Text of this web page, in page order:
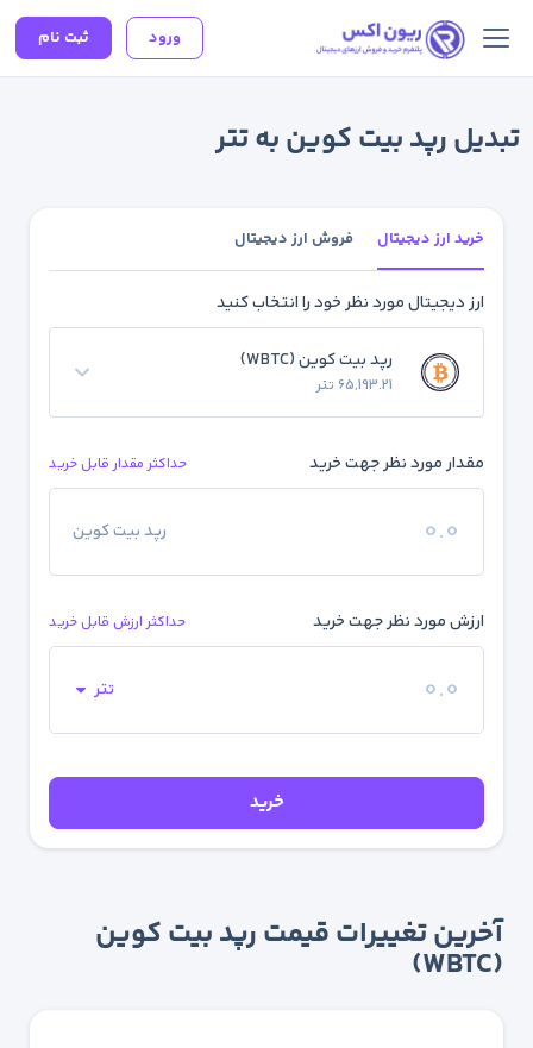
ورود ثبت نام
تبدیل رپد بیت کوین به تتر
خرید ارز دیجیتال فروش ارز دیجیتال
ارز دیجیتال مورد نظر خود را انتخاب کنید
رپد بیت کوین (WBTC)
65,193.21 تتر
مقدار مورد نظر جهت خرید حداکثر مقدار قابل خرید
رپد بیت کوین
ارزش مورد نظر جهت خرید حداکثر ارزش قابل خرید
تتر
خرید
آخرین تغییرات قیمت رپد بیت کوین
(WBTC)